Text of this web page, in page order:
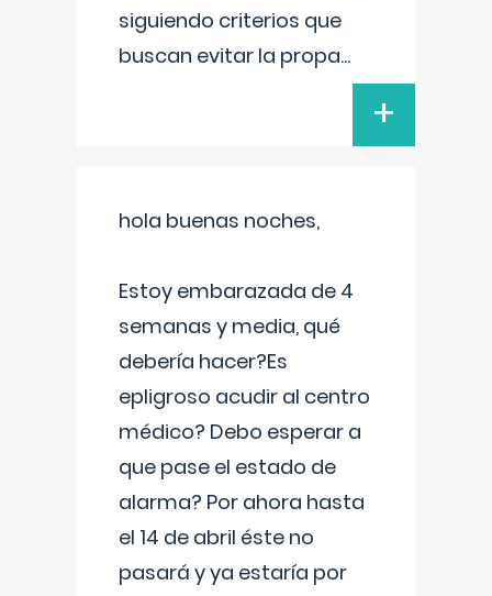
siguiendo criterios que
buscan evitar la propa...
+
hola buenas noches,
Estoy embarazada de 4
semanas y media, qué
debería hacer?Es
epligroso acudir al centro
médico? Debo esperar a
que pase el estado de
alarma? Por ahora hasta
el 14 de abril éste no
pasará y ya estaría por